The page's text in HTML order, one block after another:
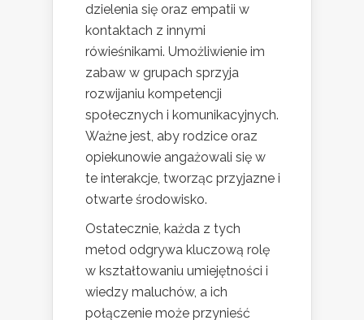
dzielenia się oraz empatii w
kontaktach z innymi
rówieśnikami. Umożliwienie im
zabaw w grupach sprzyja
rozwijaniu kompetencji
społecznych i komunikacyjnych.
Ważne jest, aby rodzice oraz
opiekunowie angażowali się w
te interakcje, tworząc przyjazne i
otwarte środowisko.
Ostatecznie, każda z tych
metod odgrywa kluczową rolę
w kształtowaniu umiejętności i
wiedzy maluchów, a ich
połączenie może przynieść